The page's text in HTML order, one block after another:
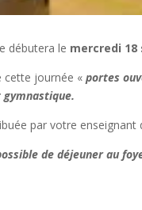
débutera le mercredi 18
cette journée «portes
par votre
de déjeuner au